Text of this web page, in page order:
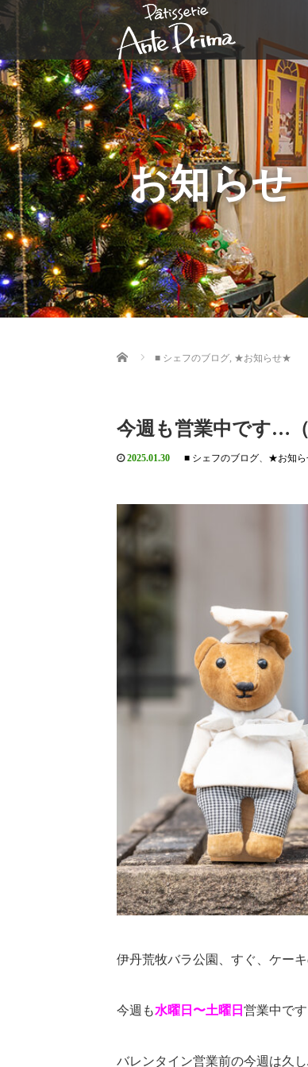
お知らせ
Home ■ シェフのブログ, ★お知らせ★
今週も営業中です…
2025.01.30 ■ シェフのブログ、 ★お知
伊丹荒牧バラ公園、すぐ、ケー
今週も水曜日〜土曜日 営業中です
バレンタイン営業前の今週は久